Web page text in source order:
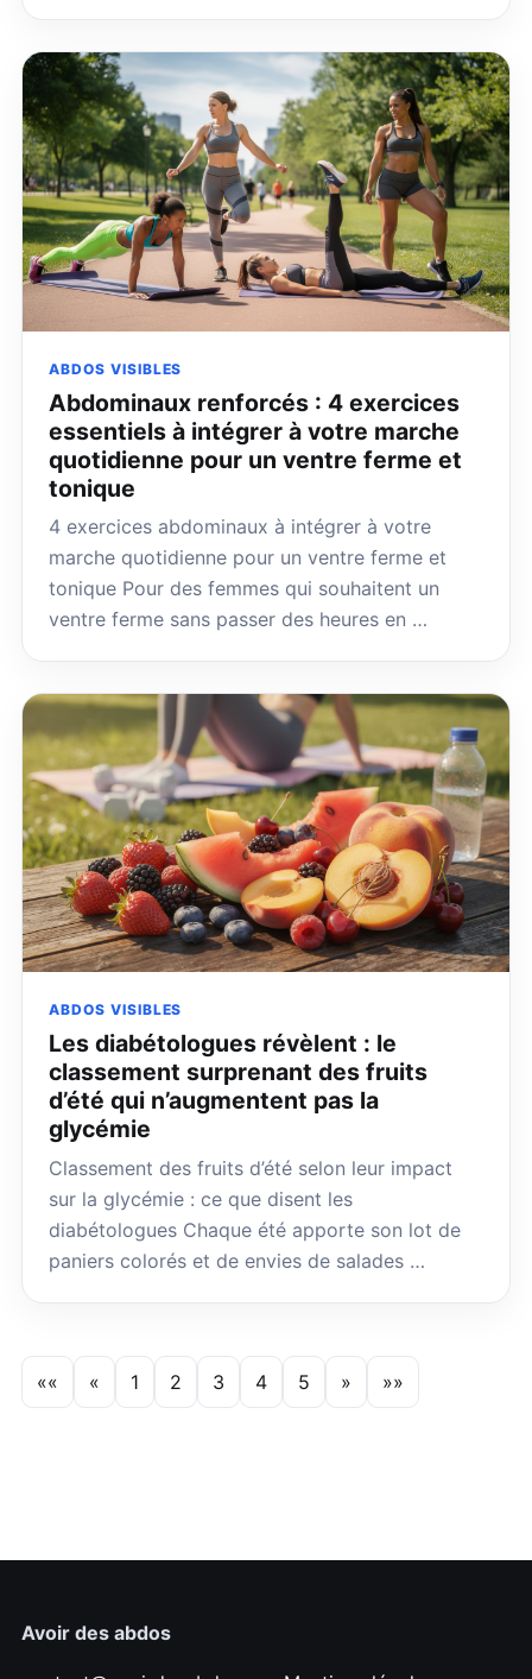
ABDOS VISIBLES
Abdominaux renforcés : 4 exercices
essentiels à intégrer à votre marche
quotidienne pour un ventre ferme et
tonique
4 exercices abdominaux à intégrer à votre
marche quotidienne pour un ventre ferme et
tonique Pour des femmes qui souhaitent un
ventre ferme sans passer des heures en …
ABDOS VISIBLES
Les diabétologues révèlent : le
classement surprenant des fruits
d’été qui n’augmentent pas la
glycémie
Classement des fruits d’été selon leur impact
sur la glycémie : ce que disent les
diabétologues Chaque été apporte son lot de
paniers colorés et de envies de salades …
«« « 1 2 3 4 5 » »»
Avoir des abdos